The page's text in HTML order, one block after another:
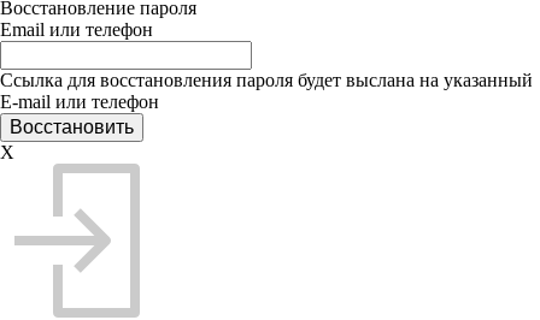
Восстановление пароля
Email или телефон
Ссылка для восстановления пароля будет выслана на указанный
E-mail или телефон
X